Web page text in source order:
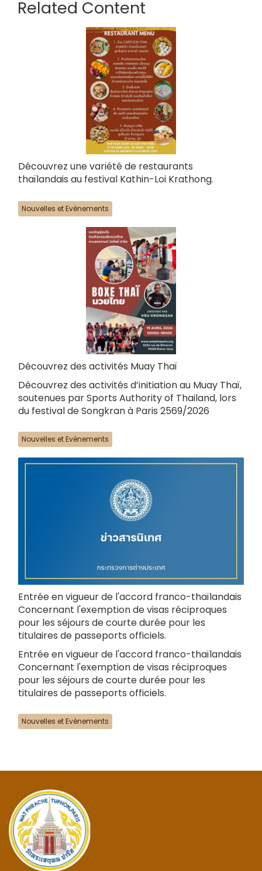
Related Content
Découvrez une variété de restaurants
thaïlandais au festival Kathin-Loi Krathong.
Nouvelles et Evènements
Découvrez des activités Muay Thaï
Découvrez des activités d’initiation au Muay Thaï,
soutenues par Sports Authority of Thailand, lors
du festival de Songkran à Paris 2569/2026
Nouvelles et Evènements
Entrée en vigueur de l'accord franco-thaïlandais
Concernant l'exemption de visas réciproques
pour les séjours de courte durée pour les
titulaires de passeports officiels.
Entrée en vigueur de l'accord franco-thaïlandais
Concernant l'exemption de visas réciproques
pour les séjours de courte durée pour les
titulaires de passeports officiels.
Nouvelles et Evènements